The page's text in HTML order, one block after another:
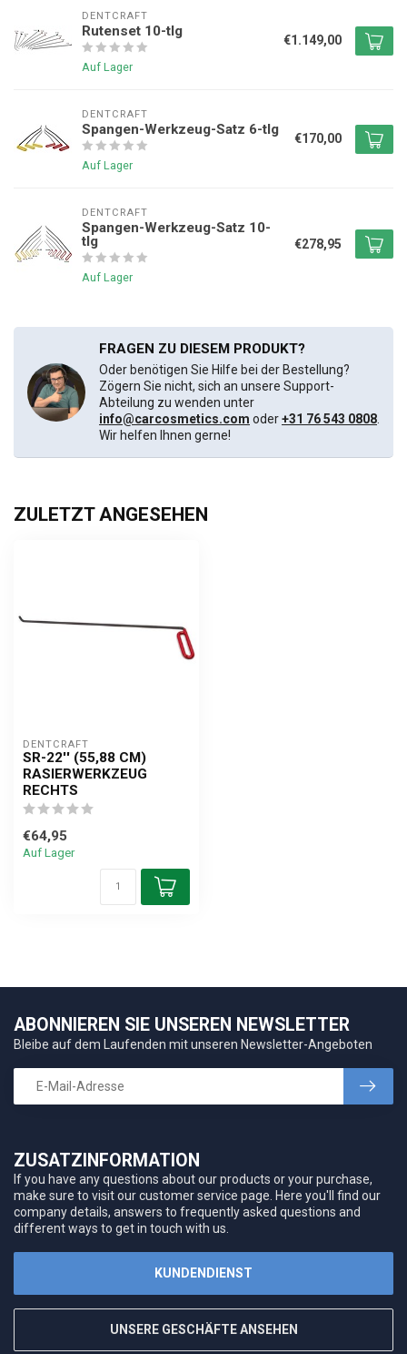
DENTCRAFT
Rutenset 10-tlg
Auf Lager
€1.149,00
DENTCRAFT
Spangen-Werkzeug-Satz 6-tlg
Auf Lager
€170,00
DENTCRAFT
Spangen-Werkzeug-Satz 10-
tlg
Auf Lager
€278,95
FRAGEN ZU DIESEM PRODUKT?
Oder benötigen Sie Hilfe bei der Bestellung?
Zögern Sie nicht, sich an unsere Support-
Abteilung zu wenden unter
info@carcosmetics.com oder+31 76 543 0808
Wir helfen Ihnen gerne!
ZULETZT ANGESEHEN
DENTCRAFT
SR-22'' (55,88 CM)
RASIERWERKZEUG
RECHTS
€64,95
Auf Lager
ZUSATZINFORMATION
If you have any questions about our products or your purchase,
make sure to visit our customer service page. Here you'll find our
company details, answers to frequently asked questions and
different ways to get in touch with us.
KUNDENDIENST
UNSERE GESCHÄFTE ANSEHEN
ABONNIEREN SIE UNSEREN NEWSLETTER
Bleibe auf dem Laufenden mit unseren Newsletter-Angeboten